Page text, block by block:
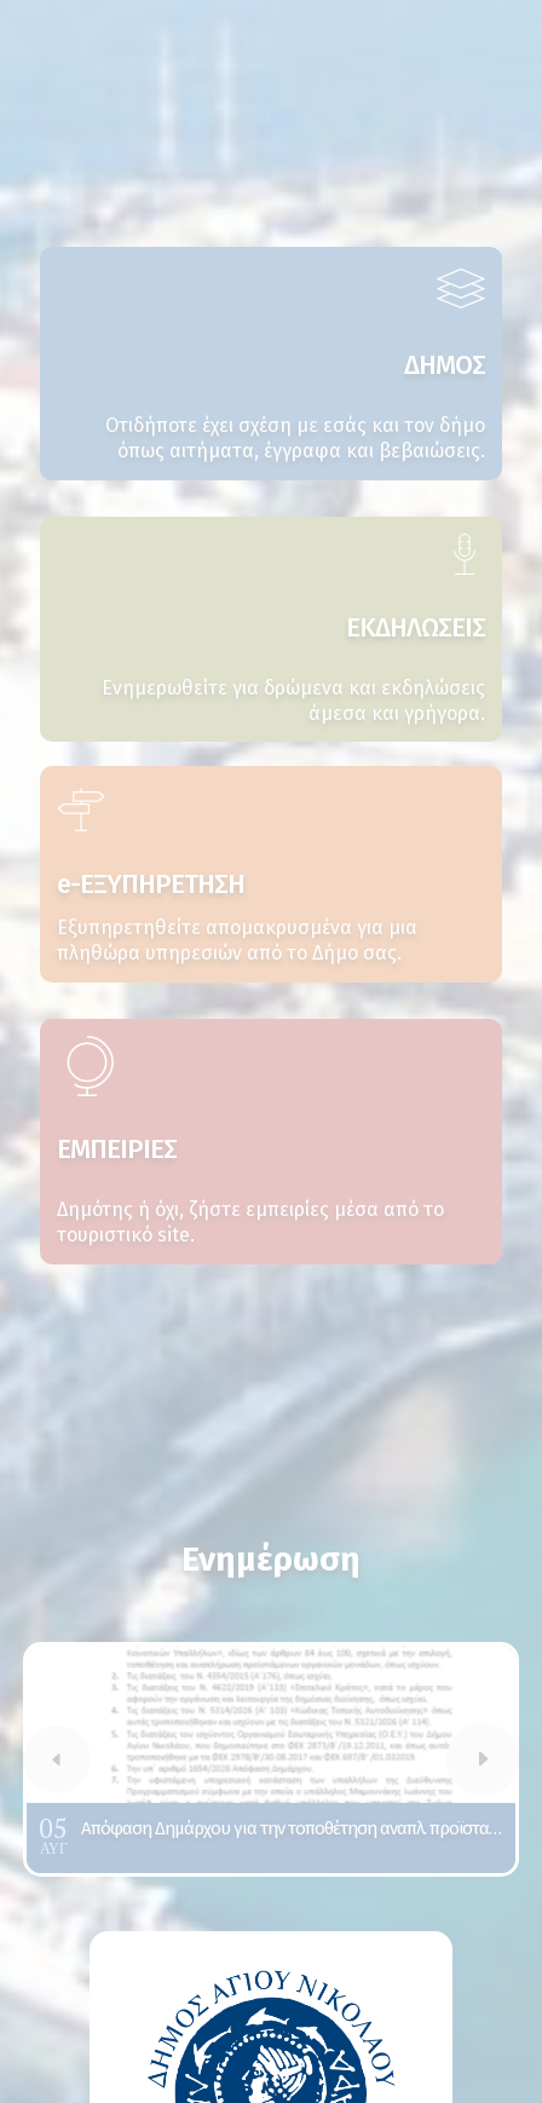
ΔΗΜΟΣ
Οτιδήποτε έχει σχέση με εσάς και τον δήμο
όπως αιτήματα, έγγραφα και βεβαιώσεις.
ΕΚΔΗΛΩΣΕΙΣ
Ενημερωθείτε για δρώμενα και εκδηλώσεις
άμεσα και γρήγορα.
e-ΕΞΥΠΗΡΕΤΗΣΗ
Εξυπηρετηθείτε απομακρυσμένα για μια
πληθώρα υπηρεσιών από το Δήμο σας.
ΕΜΠΕΙΡΙΕΣ
Δημότης ή όχι, ζήστε εμπειρίες μέσα από το
τουριστικό site.
Ενημέρωση
05
ΑΥΓ
Απόφαση Δημάρχου για την τοποθέτηση αναπλ. προϊσταμένου οργανικής μονάδας της Διεύθυνσης Προγραμματι...